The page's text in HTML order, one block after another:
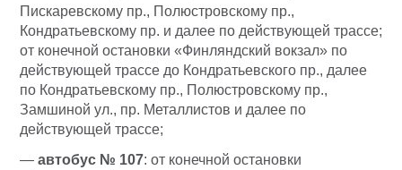
Пискаревскому пр., Полюстровскому пр.,
Кондратьевскому пр. и далее по действующей трассе;
от конечной остановки «Финляндский вокзал» по
действующей трассе до Кондратьевского пр., далее
по Кондратьевскому пр., Полюстровскому пр.,
Замшиной ул., пр. Металлистов и далее по
действующей трассе;
— автобус № 107: от конечной остановки